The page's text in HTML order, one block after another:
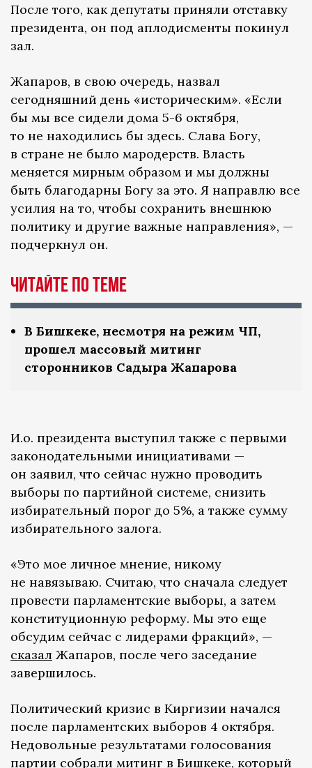
После того, как депутаты приняли отставку
президента, он под аплодисменты покинул
зал.
Жапаров, в свою очередь, назвал
сегодняшний день «историческим». «Если
бы мы все сидели дома 5-6 октября,
то не находились бы здесь. Слава Богу,
в стране не было мародерств. Власть
меняется мирным образом и мы должны
быть благодарны Богу за это. Я направлю все
усилия на то, чтобы сохранить внешнюю
политику и другие важные направления», —
подчеркнул он.
ЧИТАЙТЕ ПО ТЕМЕ
В Бишкеке, несмотря на режим ЧП,
прошел массовый митинг
сторонников Садыра Жапарова
И.о. президента выступил также с первыми
законодательными инициативами —
он заявил, что сейчас нужно проводить
выборы по партийной системе, снизить
избирательный порог до 5%, а также сумму
избирательного залога.
«Это мое личное мнение, никому
не навязываю. Считаю, что сначала следует
провести парламентские выборы, а затем
конституционную реформу. Мы это еще
обсудим сейчас с лидерами фракций», —
сказал Жапаров, после чего заседание
завершилось.
Политический кризис в Киргизии начался
после парламентских выборов 4 октября.
Недовольные результатами голосования
партии собрали митинг в Бишкеке, который